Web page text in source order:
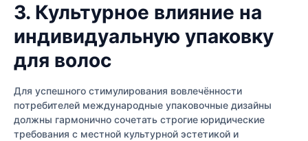
3. Культурное влияние на
индивидуальную упаковку
для волос
Для успешного стимулирования вовлечённости
потребителей международные упаковочные дизайны
должны гармонично сочетать строгие юридические
требования с местной культурной эстетикой и